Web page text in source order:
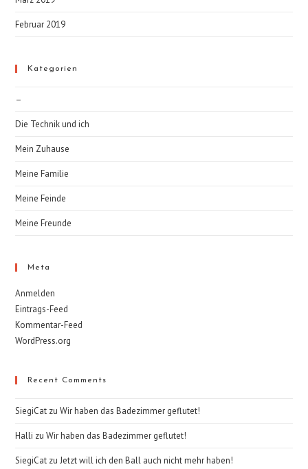
Februar 2019
Kategorien
–
Die Technik und ich
Mein Zuhause
Meine Familie
Meine Feinde
Meine Freunde
Meta
Anmelden
Eintrags-Feed
Kommentar-Feed
WordPress.org
Recent Comments
SiegiCat zuWir haben das Badezimmer geflutet!
Halli zuWir haben das Badezimmer geflutet!
SiegiCat zuJetzt will ich den Ball auch nicht mehr haben!